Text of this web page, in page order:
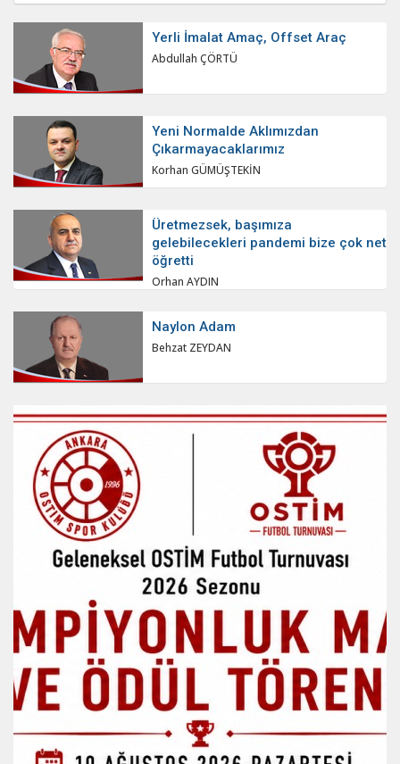
Yerli İmalat Amaç, Offset Araç
Abdullah ÇÖRTÜ
Yeni Normalde Aklımızdan
Çıkarmayacaklarımız
Korhan GÜMÜŞTEKİN
Üretmezsek, başımıza
gelebilecekleri pandemi bize çok net
öğretti
Orhan AYDIN
Naylon Adam
Behzat ZEYDAN